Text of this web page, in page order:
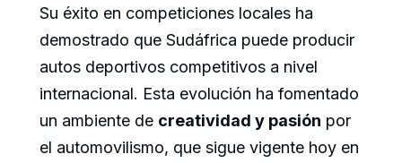
Su éxito en competiciones locales ha
demostrado que Sudáfrica puede producir
autos deportivos competitivos a nivel
internacional. Esta evolución ha fomentado
un ambiente de creatividad y pasión por
el automovilismo, que sigue vigente hoy en